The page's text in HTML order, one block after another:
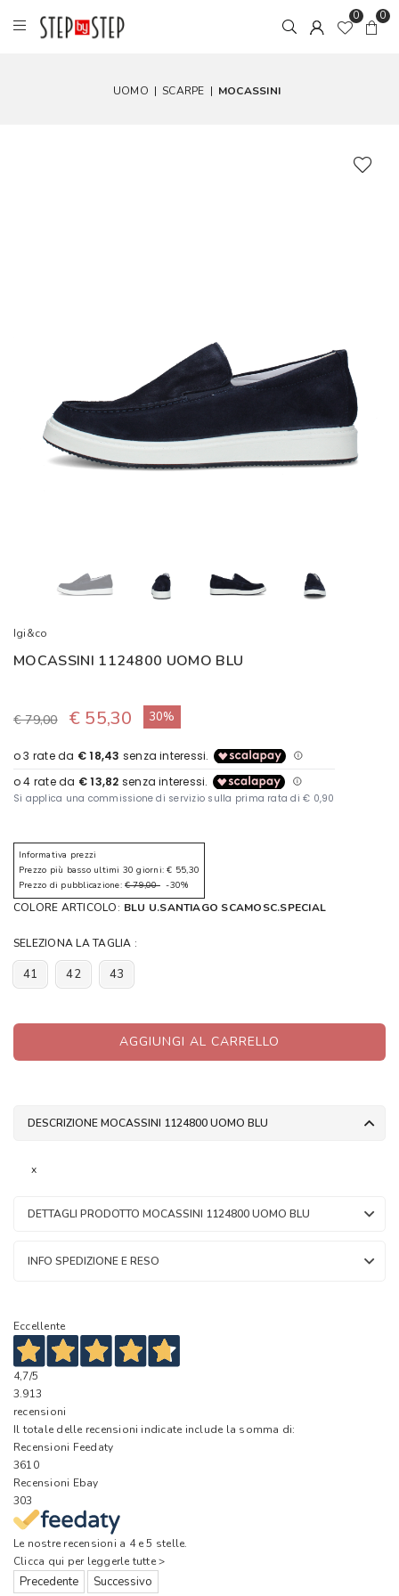
0 0
UOMO | SCARPE | MOCASSINI
Igi&co
MOCASSINI 1124800 UOMO BLU
€ 79,00 € 55,30 30%
Informativa prezzi
Prezzo più basso ultimi 30 giorni: € 55,30
Prezzo di pubblicazione: € 79,00-30%
COLORE ARTICOLO: BLU U.SANTIAGO SCAMOSC.SPECIAL
SELEZIONA LA TAGLIA :
41 42 43
AGGIUNGI AL CARRELLO
DESCRIZIONE MOCASSINI 1124800 UOMO BLU
x
DETTAGLI PRODOTTO MOCASSINI 1124800 UOMO BLU
INFO SPEDIZIONE E RESO
Eccellente
4,7/5
3.913
recensioni
Il totale delle recensioni indicate include la somma di:
Recensioni Feedaty
3610
Recensioni Ebay
303
Le nostre recensioni a 4 e 5 stelle.
Clicca qui per leggerle tutte >
Precedente Successivo